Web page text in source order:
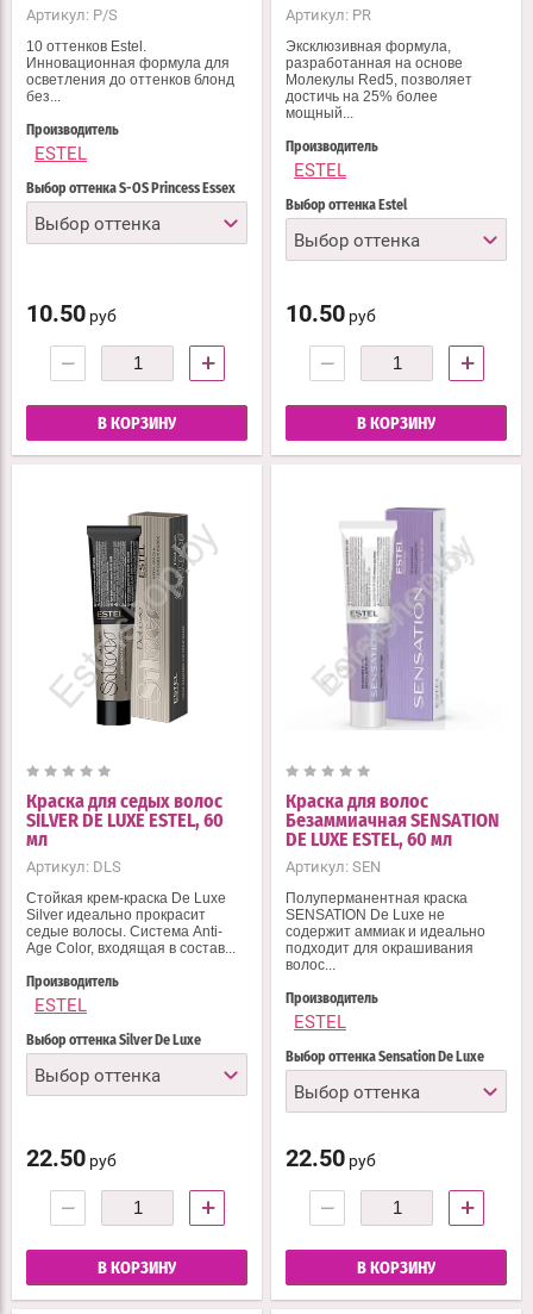
Артикул: P/S
10 оттенков Estel.
Инновационная формула для
осветления до оттенков блонд
без...
Производитель
ESTEL
Выбор оттенка S-OS Princess Essex
Выбор оттенка
10.50 руб
− +
В КОРЗИНУ
Артикул: PR
Эксклюзивная формула,
разработанная на основе
Молекулы Red5, позволяет
достичь на 25% более
мощный...
Производитель
ESTEL
Выбор оттенка Estel
Выбор оттенка
10.50 руб
− +
В КОРЗИНУ
Краска для седых волос
SILVER DE LUXE ESTEL, 60
мл
Артикул: DLS
Стойкая крем-краска De Luxe
Silver идеально прокрасит
седые волосы. Система Anti-
Age Color, входящая в состав...
Производитель
ESTEL
Выбор оттенка Silver De Luxe
Выбор оттенка
22.50 руб
− +
В КОРЗИНУ
Краска для волос
Безаммиачная SENSATION
DE LUXE ESTEL, 60 мл
Артикул: SEN
Полуперманентная краска
SENSATION De Luxe не
содержит аммиак и идеально
подходит для окрашивания
волос...
Производитель
ESTEL
Выбор оттенка Sensation De Luxe
Выбор оттенка
22.50 руб
− +
В КОРЗИНУ